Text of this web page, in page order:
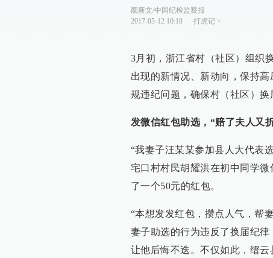
颜新文/中国纪检监察报
2017-05-12 10:18
打虎记>
3月初，浙江省村（社区）组织
出现的新情况、新动向，保持
规违纪问题，确保村（社区）换
发微信红包助选，“赔了夫人又
“我妻子汪某某参加县人大代表
宅口村村民胡耀洪在初中同学
了一个50元的红包。
“本想发发红包，攒点人气，帮
妻子助选的行为违反了换届纪
让他后悔不迭。不仅如此，缙